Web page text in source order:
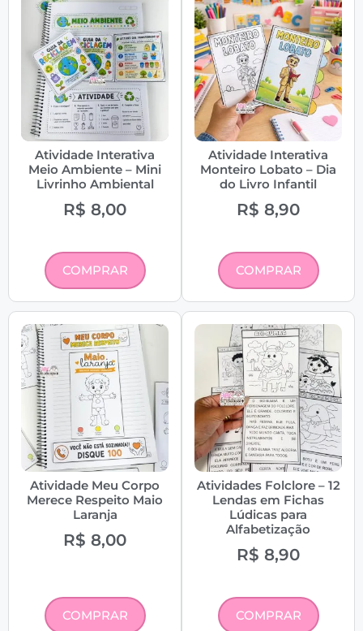
Atividade Interativa
Meio Ambiente – Mini
Livrinho Ambiental
R$ 8,00
COMPRAR
Atividade Interativa
Monteiro Lobato – Dia
do Livro Infantil
R$ 8,90
COMPRAR
Atividade Meu Corpo
Merece Respeito Maio
Laranja
R$ 8,00
COMPRAR
Atividades Folclore – 12
Lendas em Fichas
Lúdicas para
Alfabetização
R$ 8,90
COMPRAR